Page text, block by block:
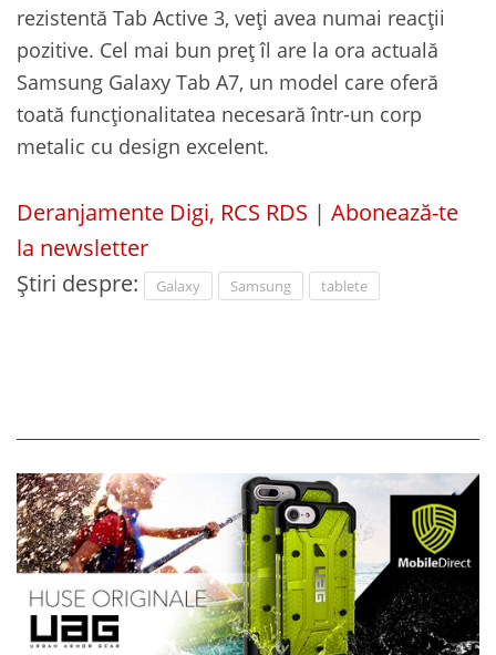
rezistentă Tab Active 3, veți avea numai reacții
pozitive. Cel mai bun preț îl are la ora actuală
Samsung Galaxy Tab A7, un model care oferă
toată funcționalitatea necesară într-un corp
metalic cu design excelent.
Deranjamente Digi, RCS RDS | Abonează-te
la newsletter
Știri despre:
Galaxy Samsung tablete